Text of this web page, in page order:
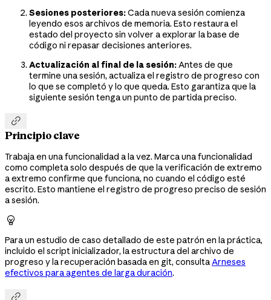
Sesiones posteriores:Cada nueva sesión comienza
leyendo esos archivos de memoria. Esto restaura el
estado del proyecto sin volver a explorar la base de
código ni repasar decisiones anteriores.
Actualización al final de la sesión:Antes de que
termine una sesión, actualiza el registro de progreso con
lo que se completó y lo que queda. Esto garantiza que la
siguiente sesión tenga un punto de partida preciso.

Principio clave
Trabaja en una funcionalidad a la vez. Marca una funcionalidad
como completa solo después de que la verificación de extremo
a extremo confirme que funciona, no cuando el código esté
escrito. Esto mantiene el registro de progreso preciso de sesión
a sesión.

Para un estudio de caso detallado de este patrón en la práctica,
incluido el script inicializador, la estructura del archivo de
progreso y la recuperación basada en git, consultaArneses
efectivos para agentes de larga duración.
